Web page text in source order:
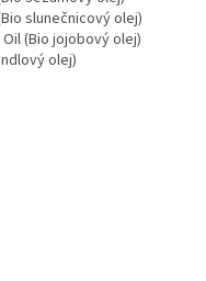
slunečnicový olej)
(Bio jojobový olej)
olej)